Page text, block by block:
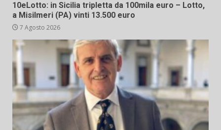
10eLotto: in Sicilia tripletta da 100mila euro – Lotto,
a Misilmeri (PA) vinti 13.500 euro
7 Agosto 2026